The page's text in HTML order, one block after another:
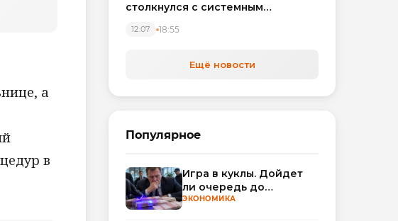
а
в
столкнулся с системным
12.07 18:55
Ещё новости
Популярное
Игра в куклы. Дойдет
ли очередь до
Миллера?
ЭКОНОМИКА